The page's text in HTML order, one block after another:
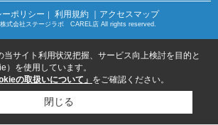
ポリシー 利用規約 ｜アクセスマップ
式会社ステージラボ CAREL店 All rights reserved.
当サイト利用状況把握、サービス向上検討を目的と
）を使用しています。
の取扱いについて」 をご確認ください。
閉じる